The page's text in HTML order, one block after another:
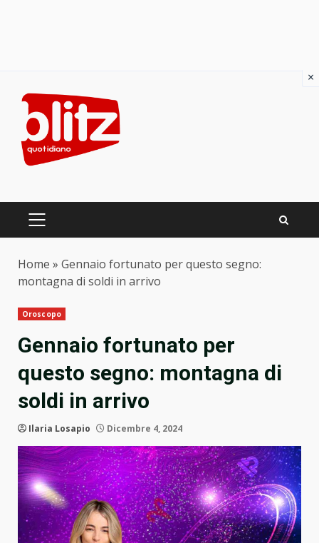
content
PRIMARY
Home » Gennaio fortunato per questo segno:
montagna di soldi in arrivo
Oroscopo
Gennaio fortunato per
questo segno: montagna di
soldi in arrivo
Ilaria Losapio Dicembre 4, 2024
×